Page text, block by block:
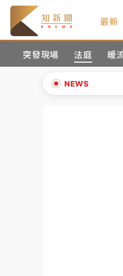
最新
突發現場 法庭 暖
NEWS
暑假過三周才推
中信慈善基金會
暑假過三周才推
中信慈善基金會
故宮《龍藏經》
台東農業處長涉